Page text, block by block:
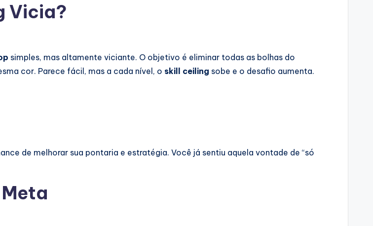
Vicia?
simples, mas altamente viciante. O objetivo é eliminar todas as bolhas do
cor. Parece fácil, mas a cada nível, o skill ceiling sobe e o desafio aumenta.
de melhorar sua pontaria e estratégia. Você já sentiu aquela vontade de “só